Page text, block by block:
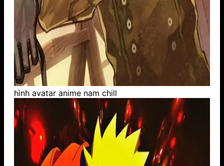
hình avatar anime nam chill